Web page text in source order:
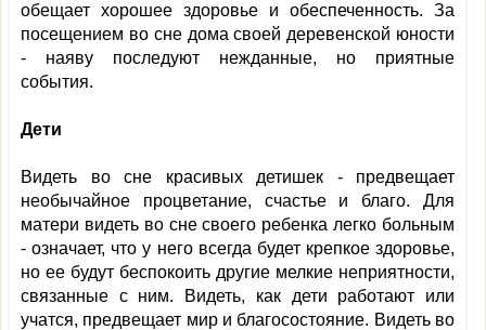
обещает хорошее здоровье и обеспеченность. За
посещением во сне дома своей деревенской юности
- наяву последуют нежданные, но приятные
события.
Дети
Видеть во сне красивых детишек - предвещает
необычайное процветание, счастье и благо. Для
матери видеть во сне своего ребенка легко больным
- означает, что у него всегда будет крепкое здоровье,
но ее будут беспокоить другие мелкие неприятности,
связанные с ним. Видеть, как дети работают или
учатся, предвещает мир и благосостояние. Видеть во